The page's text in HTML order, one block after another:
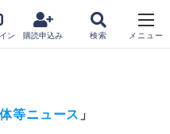
ン 購読申込み
等ニュース 」